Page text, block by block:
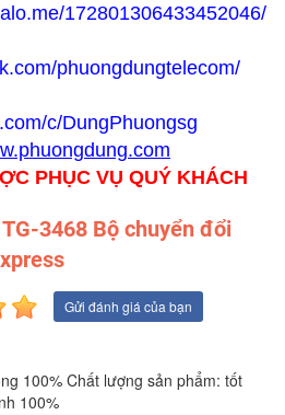
172801306433452046/
phuongdungtelecom/
c/DungPhuongsg
huongdung.com
PHỤC VỤ QUÝ KHÁCH
3468 Bộ chuyển đổi
Gửi đánh giá của bạn
100% Chất lượng sản phẩm: tốt
100%